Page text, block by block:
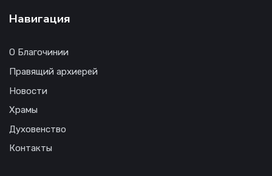
Навигация
О Благочинии
Правящий архиерей
Новости
Храмы
Духовенство
Контакты